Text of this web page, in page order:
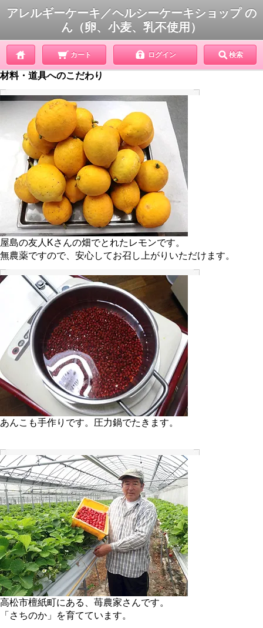
アレルギーケーキ／ヘルシーケーキショップ の
ん（卵、小麦、乳不使用）
カート ログイン 検索
材料・道具へのこだわり
屋島の友人Kさんの畑でとれたレモンです。
無農薬ですので、安心してお召し上がりいただけます。
あんこも手作りです。圧力鍋でたきます。
高松市檀紙町にある、苺農家さんです。
「さちのか」を育てています。